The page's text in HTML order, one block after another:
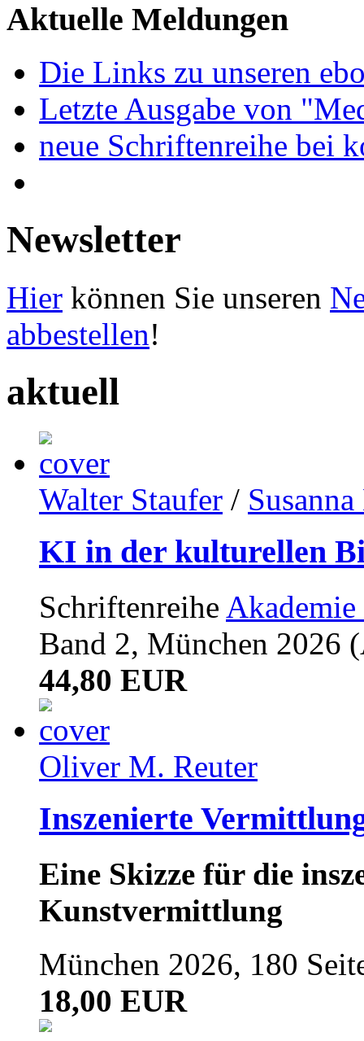
Aktuelle Meldungen
Die Links zu unseren
Letzte Ausgabe von
neue Schriftenreihe bei
Newsletter
Hier können Sie unseren
abbestellen!
aktuell
Walter Staufer /
KI in der kulturellen
Schriftenreihe
Band 2, München 2026
44,80 EUR
Oliver M. Reuter
Inszenierte
Eine Skizze für die
Kunstvermittlung
München 2026, 180
18,00 EUR